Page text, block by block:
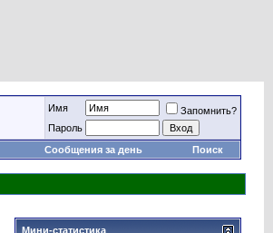
Имя
Запомнить?
Пароль
Сообщения за день Поиск
Мини-статистика